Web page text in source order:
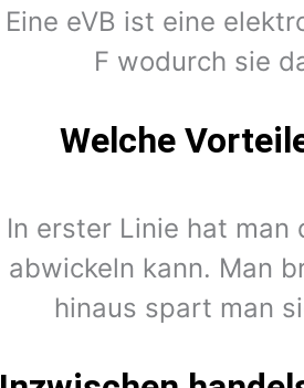
Eine eVB ist eine
F wodurch sie
Welche
In erster Linie hat
abwickeln kann. Man
hinaus spart man